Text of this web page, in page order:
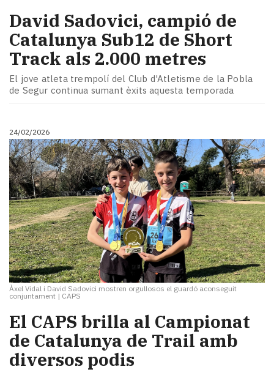
David Sadovici, campió de
Catalunya Sub12 de Short
Track als 2.000 metres
El jove atleta trempolí del Club d'Atletisme de la Pobla
de Segur continua sumant èxits aquesta temporada
24/02/2026
Àxel Vidal i David Sadovici mostren orgullosos el guardó aconseguit
conjuntament | CAPS
El CAPS brilla al Campionat
de Catalunya de Trail amb
diversos podis